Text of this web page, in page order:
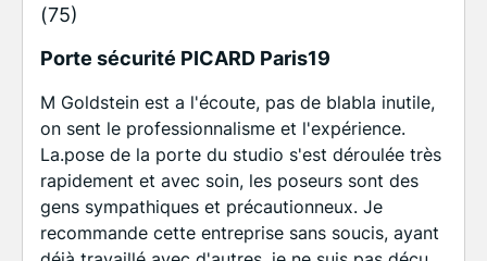
(75)
Porte sécurité PICARD Paris19
M Goldstein est a l'écoute, pas de blabla inutile,
on sent le professionnalisme et l'expérience.
La.pose de la porte du studio s'est déroulée très
rapidement et avec soin, les poseurs sont des
gens sympathiques et précautionneux. Je
recommande cette entreprise sans soucis, ayant